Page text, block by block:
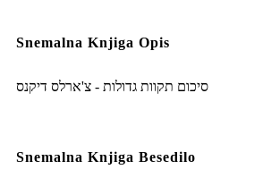
Snemalna Knjiga Opis
סיכום תקוות גדולות - צ'ארלס דיקנס
Snemalna Knjiga Besedilo